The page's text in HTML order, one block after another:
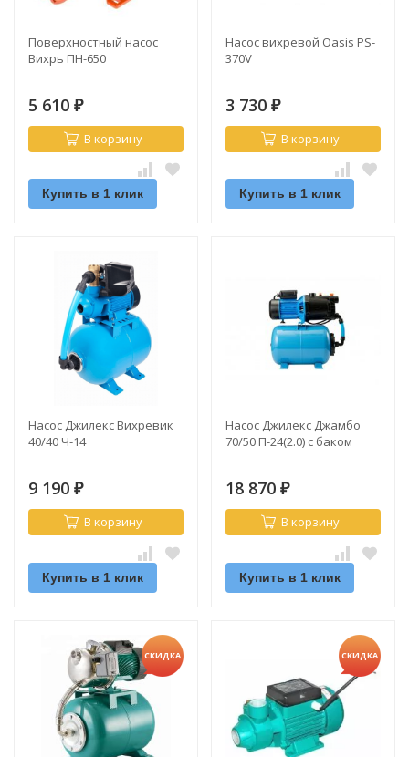
Поверхностный насос
Вихрь ПН-650
5 610 ₽
В корзину
Купить в 1 клик
Насос вихревой Oasis PS-
370V
3 730 ₽
В корзину
Купить в 1 клик
Насос Джилекс Вихревик
40/40 Ч-14
9 190 ₽
В корзину
Купить в 1 клик
Насос Джилекс Джамбо
70/50 П-24(2.0) с баком
18 870 ₽
В корзину
Купить в 1 клик
СКИДКА СКИДКА